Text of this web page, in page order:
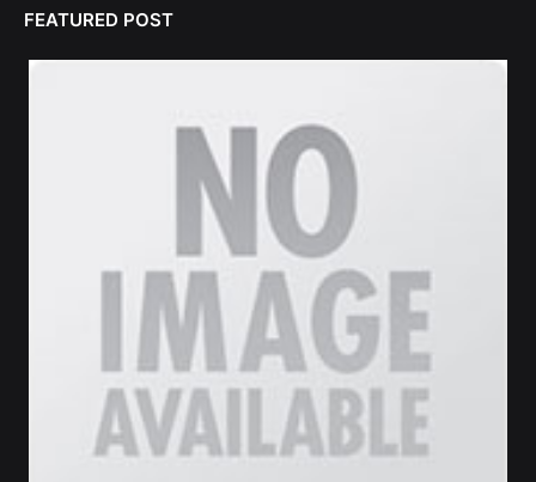
FEATURED POST